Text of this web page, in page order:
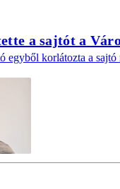
a sajtót a
egyből korlátozta a sajtó